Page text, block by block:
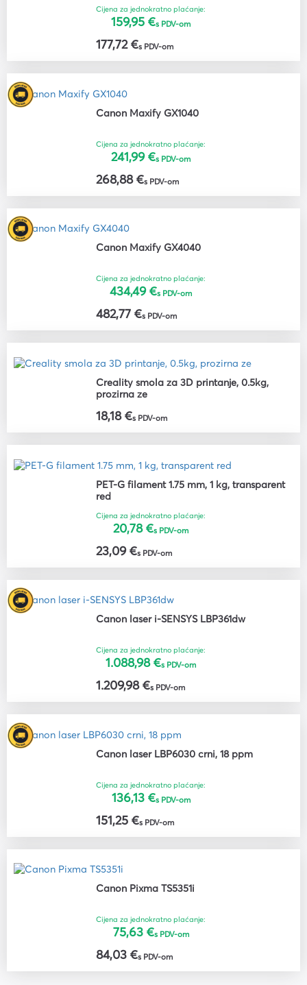
Cijena za jednokratno plaćanje:
159,95 €s PDV-om
177,72 €s PDV-om
Canon Maxify GX1040
Cijena za jednokratno plaćanje:
241,99 €s PDV-om
268,88 €s PDV-om
Canon Maxify GX4040
Cijena za jednokratno plaćanje:
434,49 €s PDV-om
482,77 €s PDV-om
Creality smola za 3D printanje, 0.5kg,
prozirna ze
18,18 €s PDV-om
PET-G filament 1.75 mm, 1 kg, transparent
red
Cijena za jednokratno plaćanje:
20,78 €s PDV-om
23,09 €s PDV-om
Canon laser i-SENSYS LBP361dw
Cijena za jednokratno plaćanje:
1.088,98 €s PDV-om
1.209,98 €s PDV-om
Canon laser LBP6030 crni, 18 ppm
Cijena za jednokratno plaćanje:
136,13 €s PDV-om
151,25 €s PDV-om
Canon Pixma TS5351i
Cijena za jednokratno plaćanje:
75,63 €s PDV-om
84,03 €s PDV-om